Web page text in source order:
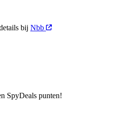
bij Nbb
SpyDeals punten!